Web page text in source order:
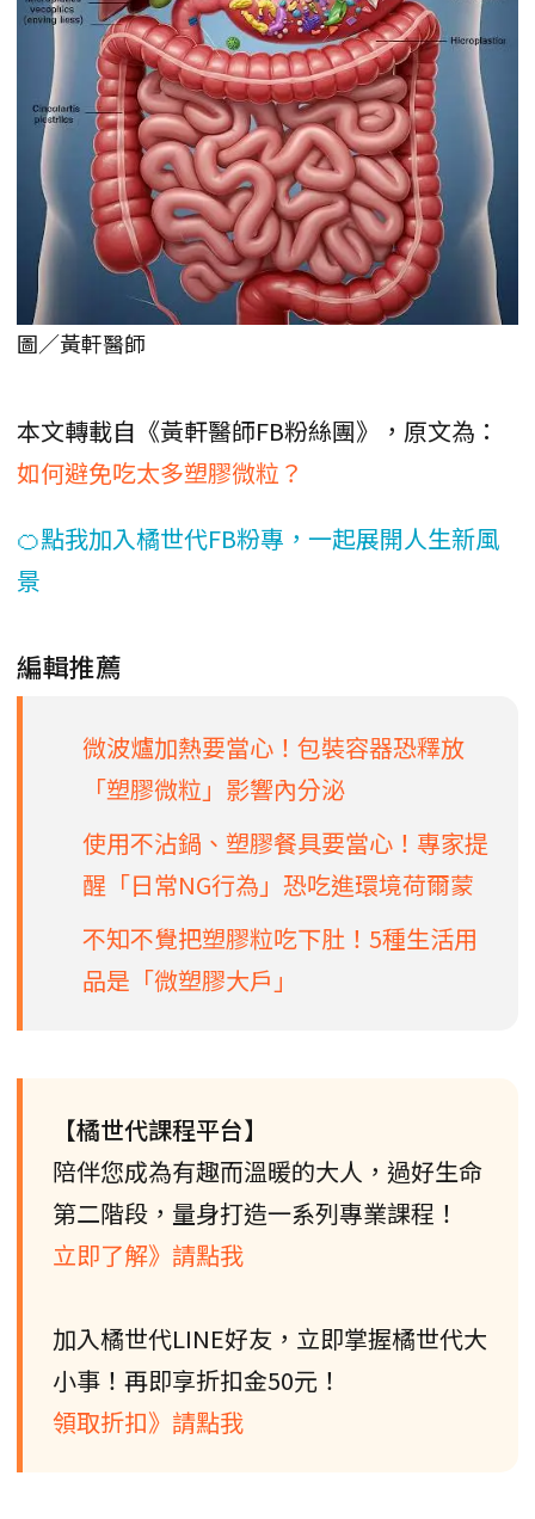
圖／黃軒醫師
本文轉載自《黃軒醫師FB粉絲團》，原文為：
如何避免吃太多塑膠微粒？
🍊點我加入橘世代FB粉專，一起展開人生新風
景
編輯推薦
微波爐加熱要當心！包裝容器恐釋放
「塑膠微粒」影響內分泌
使用不沾鍋、塑膠餐具要當心！專家提
醒「日常NG行為」恐吃進環境荷爾蒙
不知不覺把塑膠粒吃下肚！5種生活用
品是「微塑膠大戶」
【橘世代課程平台】
陪伴您成為有趣而溫暖的大人，過好生命
第二階段，量身打造一系列專業課程！
立即了解》請點我
加入橘世代LINE好友，立即掌握橘世代大
小事！再即享折扣金50元！
領取折扣》請點我